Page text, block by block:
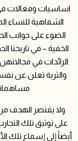
اساسيات وفعالات
الشفاهية للنساء
الضوء على جوانب
الخفية – في تاريخنا
الرائدات في
والثرية تعلن عن
ولا يقتصر الهدف
على توثيق تلك
أيضاً إلى إسماع تلك